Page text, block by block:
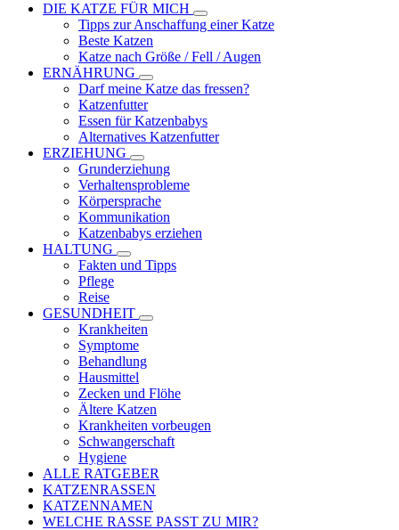
DIE KATZE FÜR MICH
Tipps zur Anschaffung einer Katze
Beste Katzen
Katze nach Größe / Fell / Augen
ERNÄHRUNG
Darf meine Katze das fressen?
Katzenfutter
Essen für Katzenbabys
Alternatives Katzenfutter
ERZIEHUNG
Grunderziehung
Verhaltensprobleme
Körpersprache
Kommunikation
Katzenbabys erziehen
HALTUNG
Fakten und Tipps
Pflege
Reise
GESUNDHEIT
Krankheiten
Symptome
Behandlung
Hausmittel
Zecken und Flöhe
Ältere Katzen
Krankheiten vorbeugen
Schwangerschaft
Hygiene
ALLE RATGEBER
KATZENRASSEN
KATZENNAMEN
WELCHE RASSE PASST ZU MIR?